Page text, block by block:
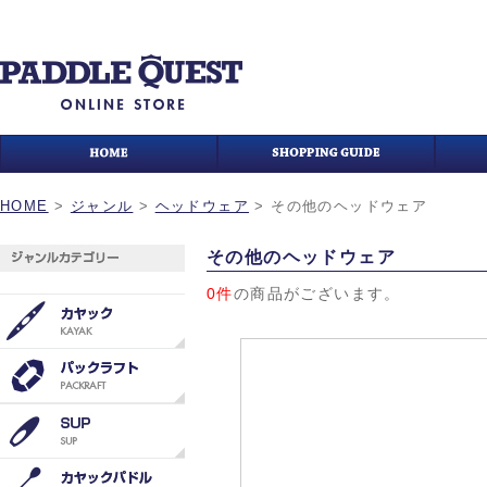
HOME > ジャンル > ヘッドウェア > その他のヘッドウェア
その他のヘッドウェア
0件の商品がございます。